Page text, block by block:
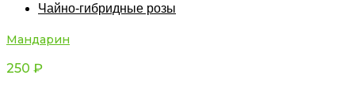
Чайно-гибридные розы
Мандарин
250 ₽